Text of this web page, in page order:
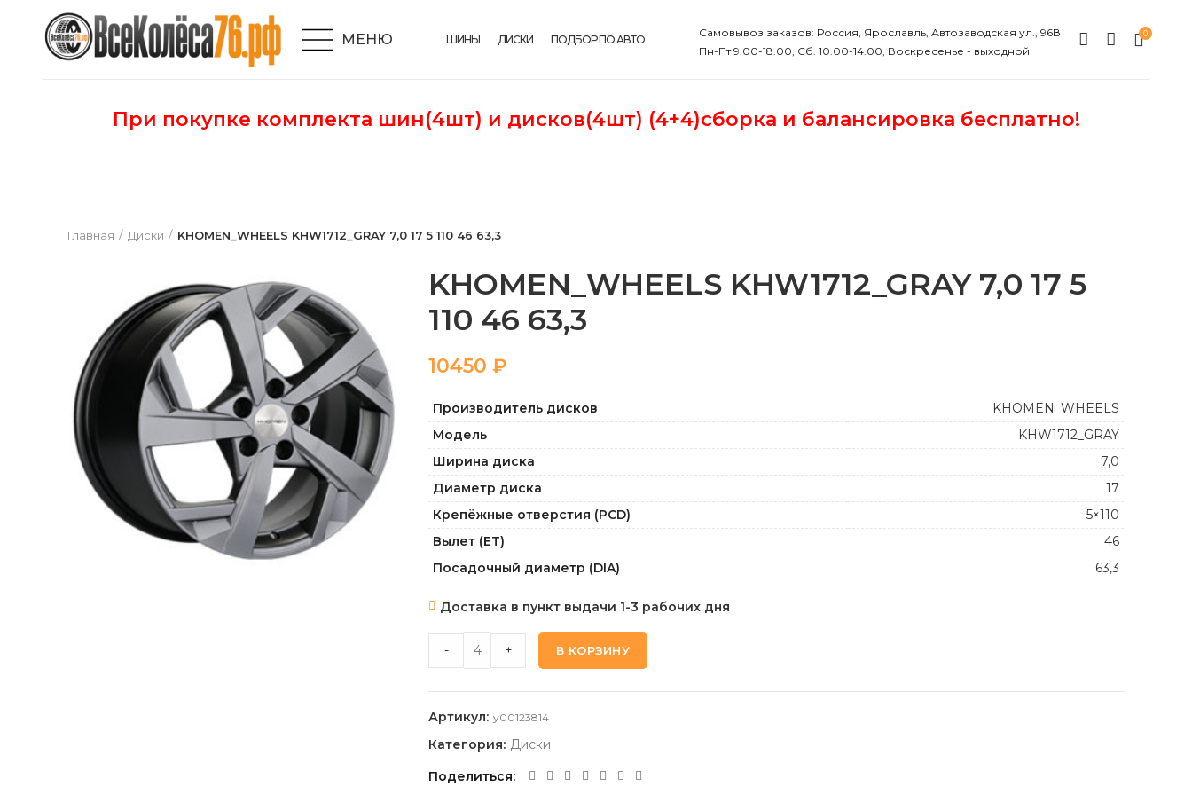
МЕНЮ ШИНЫ ДИСКИ ПОДБОР ПО АВТО
Самовывоз заказов: Россия, Ярославль, Автозаводская ул., 96В
Пн-Пт 9.00-18.00, Сб. 10.00-14.00, Воскресенье - выходной
0
При покупке комплекта шин(4шт) и дисков(4шт) (4+4)сборка и балансировка бесплатно!
Главная Диски KHOMEN_WHEELS KHW1712_GRAY 7,0 17 5 110 46 63,3
KHOMEN_WHEELS KHW1712_GRAY 7,0 17 5
110 46 63,3
₽
Производитель дисков
KHOMEN_WHEELS
Модель
KHW1712_GRAY
Ширина диска
7,0
Диаметр диска
17
Крепёжные отверстия (PCD)
5×110
Вылет (ET)
46
Посадочный диаметр (DIA)
63,3
Доставка в пункт выдачи 1-3 рабочих дня
KHOMEN_WHEELS KHW1712_GRAY 7,0 17 5 110 46 63,3 quantity
- + В КОРЗИНУ
Артикул: y00123814
Категория: Диски
Поделиться